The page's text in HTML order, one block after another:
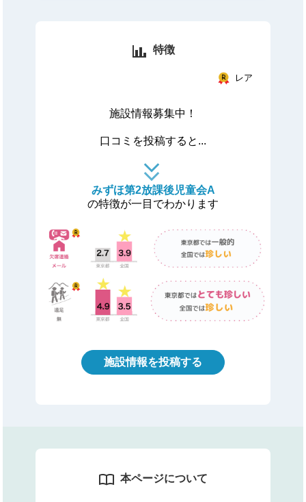
特徴
レア
施設情報募集中！
口コミを投稿すると...
みずほ第2放課後児童会A
の特徴が一目でわかります
施設情報を投稿する
本ページについて